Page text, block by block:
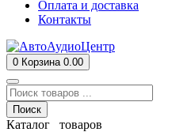
Оплата и доставка
Контакты
0 Корзина 0.00
Поиск
Каталог товаров